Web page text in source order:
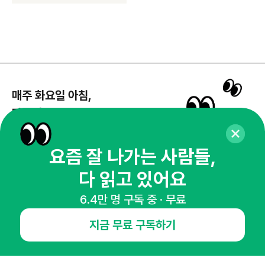
매주 화요일 아침,
마케팅 감각을 깨워 드릴게요!
65,043명의 마케터를 성장시키는 뉴스레터
뉴스레터 구독하기
NHN AD
오픈애즈란 공지사항 제휴문의
인사이터 신청
뉴스레터
광고안내
요즘 잘 나가는 사람들,
다 읽고 있어요
6.4만 명 구독 중 · 무료
지금 무료 구독하기